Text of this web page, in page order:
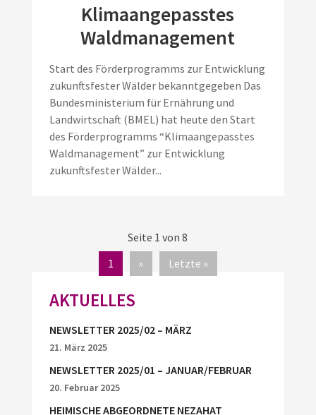
Klimaangepasstes
Waldmanagement
Start des Förderprogramms zur Entwicklung
zukunftsfester Wälder bekanntgegeben Das
Bundesministerium für Ernährung und
Landwirtschaft (BMEL) hat heute den Start
des Förderprogramms “Klimaangepasstes
Waldmanagement” zur Entwicklung
zukunftsfester Wälder...
Seite 1 von 8
1
» Letzte »
AKTUELLES
NEWSLETTER 2025/02 – MÄRZ
21. März 2025
NEWSLETTER 2025/01 – JANUAR/FEBRUAR
20. Februar 2025
HEIMISCHE ABGEORDNETE NEZAHAT